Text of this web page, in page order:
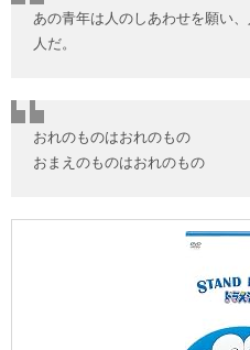
あの青年は人のしあわせを願い
人だ。
おれのものはおれのもの
おまえのものはおれのもの